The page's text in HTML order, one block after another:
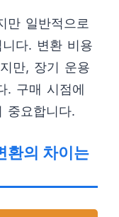
만 일반적으로
다. 변환 비용
만, 장기 운용
. 구매 시점에
중요합니다.
환의 차이는